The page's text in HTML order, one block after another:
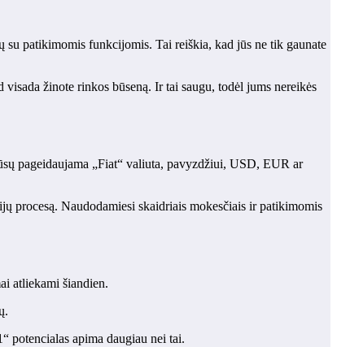
su patikimomis funkcijomis. Tai reiškia, kad jūs ne tik gaunate
žinote rinkos būseną. Ir tai saugu, todėl jums nereikės
pageidaujama „Fiat“ valiuta, pavyzdžiui, USD, EUR ar
procesą. Naudodamiesi skaidriais mokesčiais ir patikimomis
atliekami šiandien.
potencialas apima daugiau nei tai.